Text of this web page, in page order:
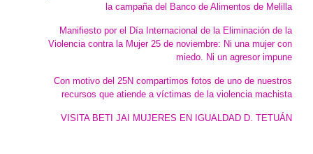
la campaña del Banco de Alimentos de Melilla
Manifiesto por el Día Internacional de la Eliminación de la
Violencia contra la Mujer 25 de noviembre: Ni una mujer con
miedo. Ni un agresor impune
Con motivo del 25N compartimos fotos de uno de nuestros
recursos que atiende a víctimas de la violencia machista
VISITA BETI JAI MUJERES EN IGUALDAD D. TETUÁN